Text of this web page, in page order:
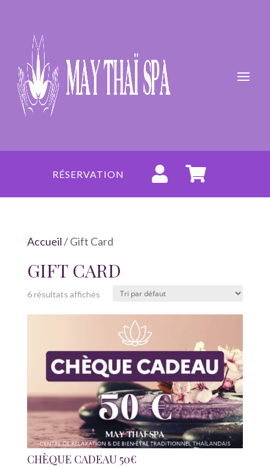
RÉSERVATION  
Accueil/ Gift Card
GIFT CARD
6 résultats affichés
CHÈQUE CADEAU 50€